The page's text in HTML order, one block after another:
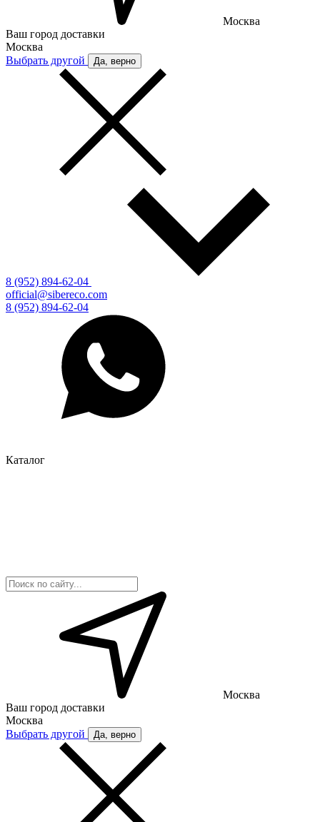
Москва
Ваш город доставки
Москва
Выбрать другой
Да, верно
8 (952) 894-62-04
official@sibereco.com
8 (952) 894-62-04
Каталог
Москва
Ваш город доставки
Москва
Выбрать другой
Да, верно